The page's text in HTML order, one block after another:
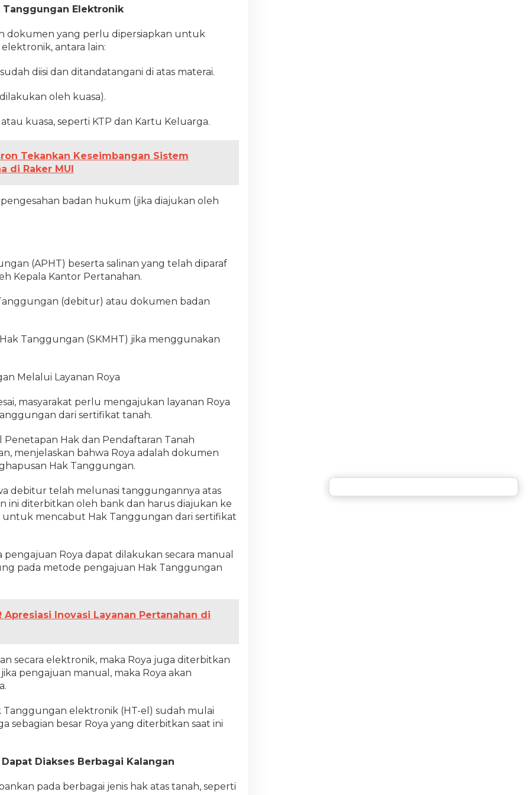
Tanggungan Elektronik
dokumen yang perlu dipersiapkan untuk
antara lain:
diisi dan ditandatangani di atas materai.
oleh kuasa).
kuasa, seperti KTP dan Kartu Keluarga.
Tekankan Keseimbangan Sistem
di Raker MUI
badan hukum (jika diajukan oleh
(APHT) beserta salinan yang telah diparaf
Kepala Kantor Pertanahan.
(debitur) atau dokumen badan
Tanggungan (SKMHT) jika menggunakan
Melalui Layanan Roya
masyarakat perlu mengajukan layanan Roya
dari sertifikat tanah.
Hak dan Pendaftaran Tanah
menjelaskan bahwa Roya adalah dokumen
Hak Tanggungan.
debitur telah melunasi tanggungannya atas
ini diterbitkan oleh bank dan harus diajukan ke
mencabut Hak Tanggungan dari sertifikat
Roya dapat dilakukan secara manual
pada metode pengajuan Hak Tanggungan
Apresiasi Inovasi Layanan Pertanahan di
secara elektronik, maka Roya juga diterbitkan
pengajuan manual, maka Roya akan
Tanggungan elektronik (HT-el) sudah mulai
sebagian besar Roya yang diterbitkan saat ini
Diakses Berbagai Kalangan
pada berbagai jenis hak atas tanah, seperti